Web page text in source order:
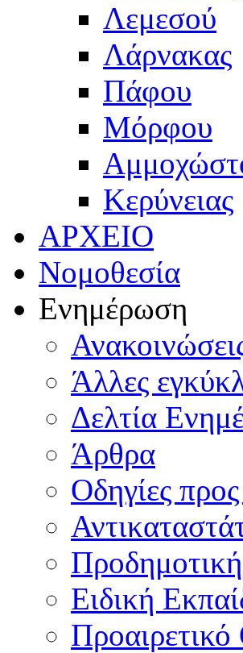
Λεμεσού
Λάρνακας
Πάφου
Μόρφου
Κερύνειας
ΑΡΧΕΙΟ
Νομοθεσία
Ενημέρωση
Άλλες
Δελτία
Άρθρα
Οδηγίες
Ειδική